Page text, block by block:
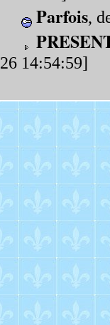
Parfois,
26 14:54:59]